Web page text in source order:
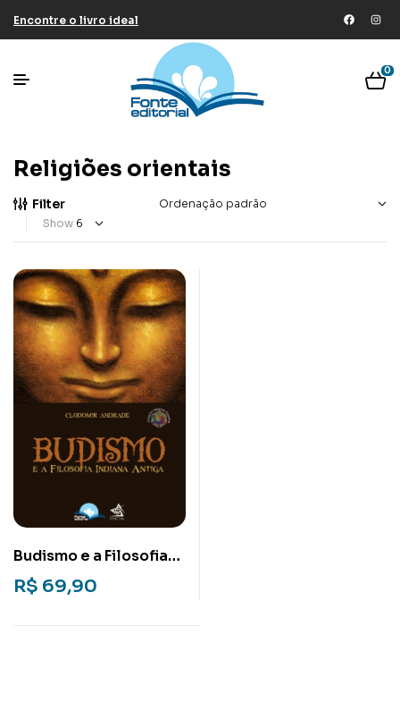
Encontre o livro ideal
0
Religiões orientais
Filter
Show
Budismo e a Filosofia
Indiana Antiga
R$ 69,90